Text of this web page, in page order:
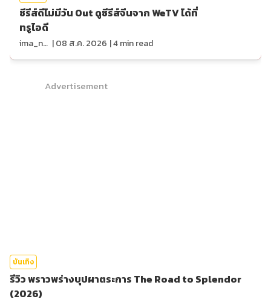
ซีรีส์ดีไม่มีวัน Out ดูซีรีส์จีนจาก WeTV ได้ที่
ทรูไอดี
ima_nan |08 ส.ค. 2026 |4min read
Advertisement
บันเทิง
รีวิว พราวพร่างบุปผาตระการ The Road to Splendor
(2026)